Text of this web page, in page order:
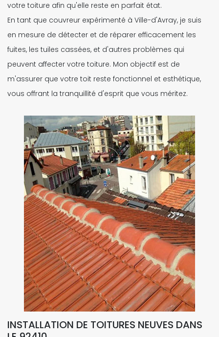
votre toiture afin qu'elle reste en parfait état.
En tant que couvreur expérimenté à Ville-d'Avray, je suis
en mesure de détecter et de réparer efficacement les
fuites, les tuiles cassées, et d'autres problèmes qui
peuvent affecter votre toiture. Mon objectif est de
m'assurer que votre toit reste fonctionnel et esthétique,
vous offrant la tranquillité d'esprit que vous méritez.
INSTALLATION DE TOITURES NEUVES DANS